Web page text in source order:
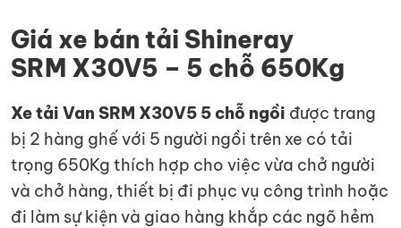
Giá xe bán tải Shineray
SRM X30V5 – 5 chỗ 650Kg
Xe tải Van SRM X30V5 5 chỗ ngồi được trang
bị 2 hàng ghế với 5 người ngồi trên xe có tải
trọng 650Kg thích hợp cho việc vừa chở người
và chở hàng, thiết bị đi phục vụ công trình hoặc
đi làm sự kiện và giao hàng khắp các ngõ hẻm